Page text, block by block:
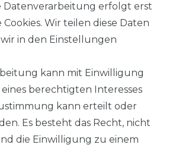
Marken – TOP Qualität
mit Beratung
30.000 Top Bewertungen
200.000 Produkte am Lager
Datenverarbeitung erfolgt erst
Wir teilen diese Daten
in den Einstellungen
kann mit Einwilligung
berechtigten Interesses
kann erteilt oder
Es besteht das Recht, nicht
die Einwilligung zu einem